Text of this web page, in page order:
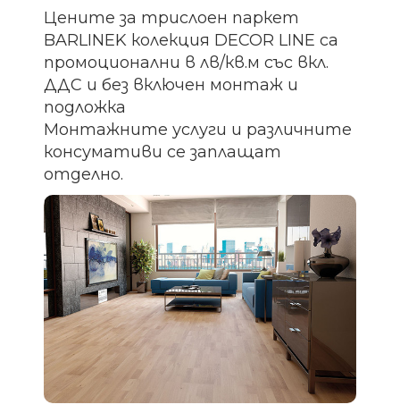
Цените за трислоен паркет
BARLINEK колекция DECOR LINE са
промоционални в лв/кв.м със вкл.
ДДС и без включен монтаж и
подложка
Монтажните услуги и различните
консумативи се заплащат
отделно.